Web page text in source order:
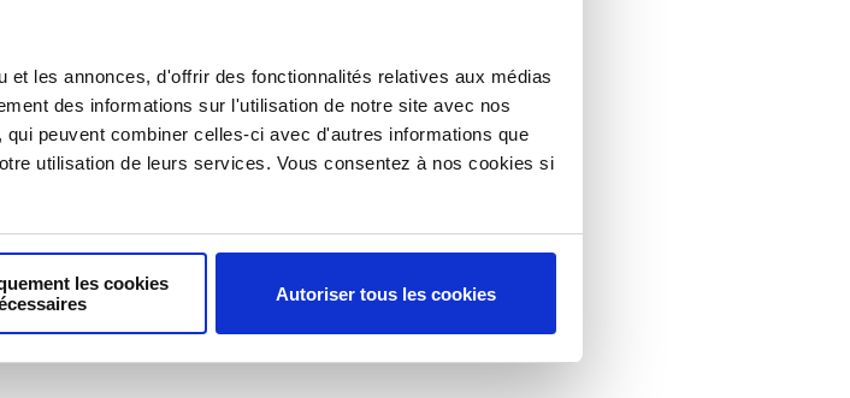
les annonces, d'offrir des fonctionnalités relatives aux médias
des informations sur l'utilisation de notre site avec nos
peuvent combiner celles-ci avec d'autres informations que
utilisation de leurs services. Vous consentez à nos cookies si
les cookies
Autoriser tous les cookies